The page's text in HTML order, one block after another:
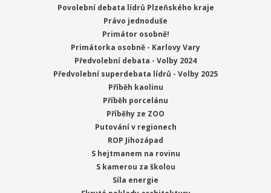
Povolební debata lídrů Plzeňského kraje
Právo jednoduše
Primátor osobně!
Primátorka osobně - Karlovy Vary
Předvolební debata - Volby 2024
Předvolební superdebata lídrů - Volby 2025
Příběh kaolinu
Příběh porcelánu
Příběhy ze ZOO
Putování v regionech
ROP Jihozápad
S hejtmanem na rovinu
S kamerou za školou
Síla energie